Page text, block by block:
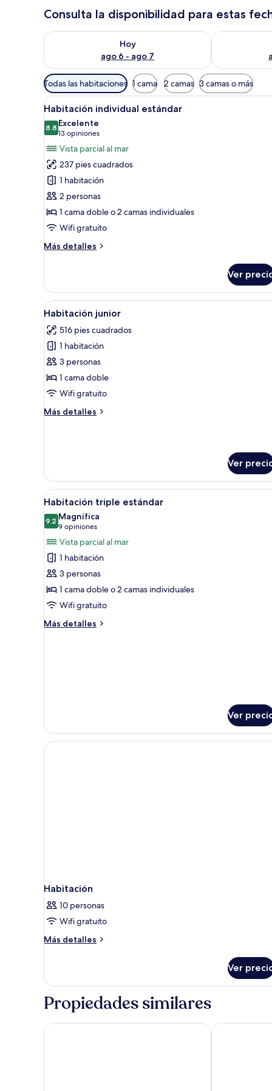
Consulta la disponibilidad para estas
Hoy
ago 6 - ago 7
Consulta la disponibilidad para hoy ago 6 - ago 7
Consulta la
Filtros
disponibles
para
las
habitaciones
Todas las habitaciones 1 cama 2 camas 3 camas o más
Abrir
todas
las
fotos
de
Habitación
individual
estándar
Una habitación de hotel
7
Habitación individual estándar
8.88.8 de 10
Excelente
13 opiniones
(13
opiniones)
Vista parcial al mar
237 pies cuadrados
1 habitación
2 personas
1 cama doble o 2 camas individuales
Wifi gratuito
Más detalles
Más
individual
estándar
Ver
Abrir
todas
las
fotos
de
Habitación
junior
Una habitación de hotel
5
Habitación junior
516 pies cuadrados
1 habitación
3 personas
1 cama doble
Wifi gratuito
Más detalles
Más
Ver
Abrir
todas
las
fotos
de
Habitación
triple
estándar
Habitación de hotel con dos
7
Habitación triple estándar
9.29.2 de 10
Magnífica
9 opiniones
(9
opiniones)
Vista parcial al mar
1 habitación
3 personas
1 cama doble o 2 camas individuales
Wifi gratuito
Más detalles
Más
Ver
Habitación
10 personas
Wifi gratuito
Más detalles
Más
Ver
Propiedades similares
Sealife Family Resort Hotel Swandor